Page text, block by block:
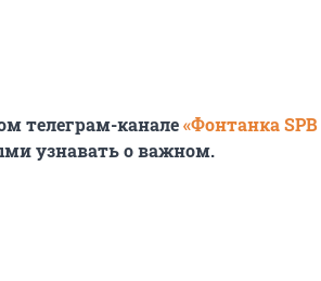
телеграм-канале«Фонтанка SPB
узнавать о важном.